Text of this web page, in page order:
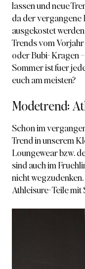
lassen und neue
da dervergangene
ausgekostet
Trends vom
oder Bubi- Kragen
Sommer ist fuer
euch am meisten?
Modetrend:
Schon im
Trend in unserem
Loungewear bzw.
sind auch im
nicht
Athleisure- Teile